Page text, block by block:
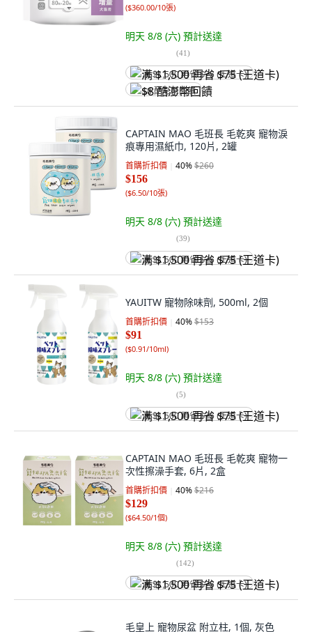
($360.00/10張)
明天 8/8 (六) 預計送達
(41)
满 $1,500 再省 $75 (王道卡)
$8 酷澎幣回饋
CAPTAIN MAO 毛班長 毛乾爽 寵物淚
痕專用濕紙巾, 120片, 2罐
首購折扣價 40%$260
$156
($6.50/10張)
明天 8/8 (六) 預計送達
(39)
满 $1,500 再省 $75 (王道卡)
YAUITW 寵物除味劑, 500ml, 2個
首購折扣價 40%$153
$91
($0.91/10ml)
明天 8/8 (六) 預計送達
(5)
满 $1,500 再省 $75 (王道卡)
CAPTAIN MAO 毛班長 毛乾爽 寵物一
次性擦澡手套, 6片, 2盒
首購折扣價 40%$216
$129
($64.50/1個)
明天 8/8 (六) 預計送達
(142)
满 $1,500 再省 $75 (王道卡)
毛皇上 寵物尿盆 附立柱, 1個, 灰色